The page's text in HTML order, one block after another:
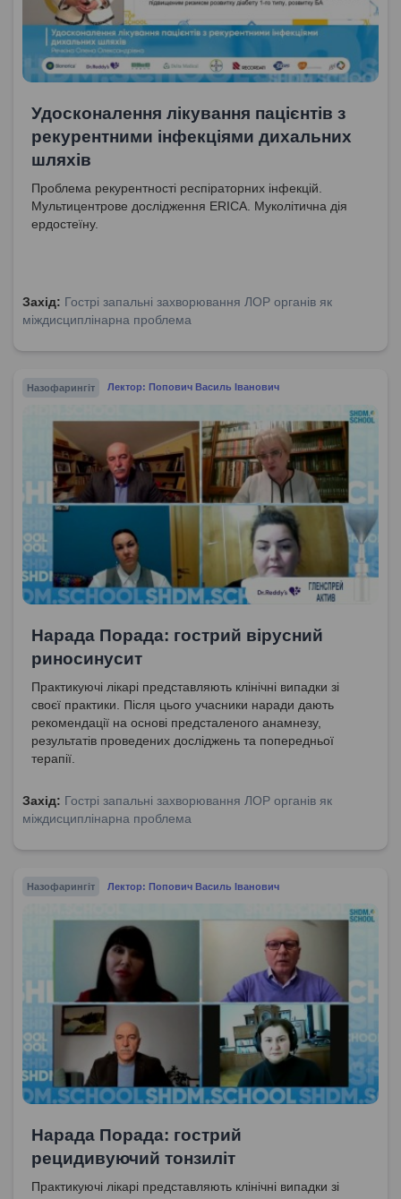
Удосконалення лікування пацієнтів з
рекурентними інфекціями дихальних
шляхів
Проблема рекурентності респіраторних інфекцій.
Мультицентрове дослідження ERICA. Муколітична дія
ердостеїну.
Захід: Гострі запальні захворювання ЛОР органів як
міждисциплінарна проблема
Назофарингіт Лектор: Попович Василь Іванович
Нарада Порада: гострий вірусний
риносинусит
Практикуючі лікарі представляють клінічні випадки зі
своєї практики. Після цього учасники наради дають
рекомендації на основі предсталеного анамнезу,
результатів проведених досліджень та попередньої
терапії.
Захід: Гострі запальні захворювання ЛОР органів як
міждисциплінарна проблема
Назофарингіт Лектор: Попович Василь Іванович
Нарада Порада: гострий
рецидивуючий тонзиліт
Практикуючі лікарі представляють клінічні випадки зі